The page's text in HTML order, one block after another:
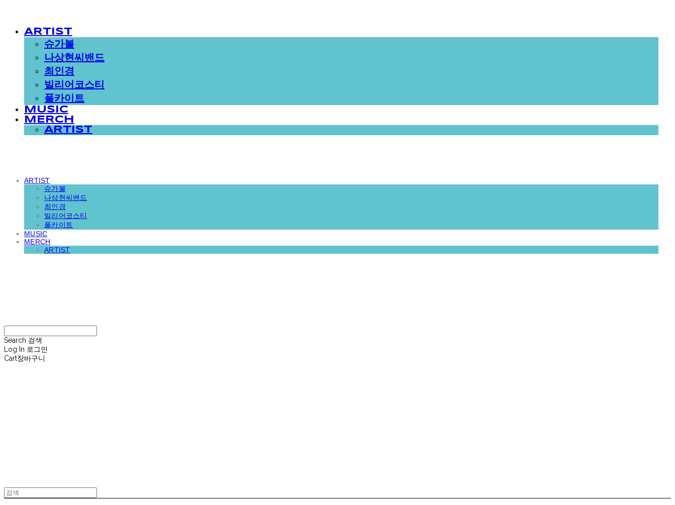
ARTIST
슈가볼
나상현씨밴드
최인경
빌리어코스티
폴카이트
MUSIC
MERCH
ARTIST
ARTIST
슈가볼
나상현씨밴드
최인경
빌리어코스티
폴카이트
MUSIC
MERCH
ARTIST
Search 검색
Log In 로그인
Cart장바구니